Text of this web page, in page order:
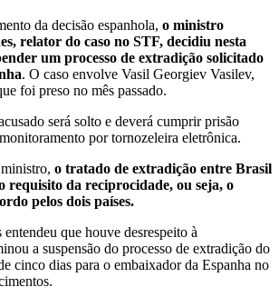
da decisão espanhola, o ministro
relator do caso no STF, decidiu nesta
um processo de extradição solicitado
. O caso envolve Vasil Georgiev Vasilev,
foi preso no mês passado.
será solto e deverá cumprir prisão
por tornozeleira eletrônica.
o tratado de extradição entre Brasil
requisito da reciprocidade, ou seja, o
pelos dois países.
que houve desrespeito à
a suspensão do processo de extradição do
cinco dias para o embaixador da Espanha no